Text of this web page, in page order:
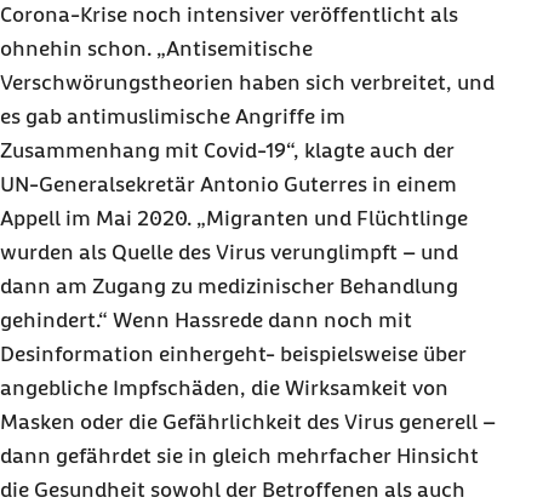
Corona-Krise noch intensiver veröffentlicht als
ohnehin schon. „Antisemitische
Verschwörungstheorien haben sich verbreitet, und
es gab antimuslimische Angriffe im
Zusammenhang mit Covid-19“, klagte auch der
UN-Generalsekretär Antonio Guterres in einem
Appell im Mai 2020. „Migranten und Flüchtlinge
wurden als Quelle des Virus verunglimpft – und
dann am Zugang zu medizinischer Behandlung
gehindert.“ Wenn Hassrede dann noch mit
Desinformation einhergeht- beispielsweise über
angebliche Impfschäden, die Wirksamkeit von
Masken oder die Gefährlichkeit des Virus generell –
dann gefährdet sie in gleich mehrfacher Hinsicht
die Gesundheit sowohl der Betroffenen als auch